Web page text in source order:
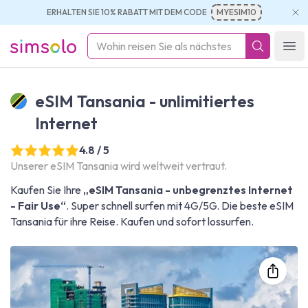
ERHALTEN SIE 10% RABATT MIT DEM CODE MYESIM10
simsolo
eSIM Tansania - unlimitiertes
Internet
4.8 / 5
Unserer eSIM Tansania wird weltweit vertraut.
Kaufen Sie Ihre „eSIM Tansania - unbegrenztes Internet
- Fair Use“. Super schnell surfen mit 4G/5G. Die beste eSIM
Tansania für ihre Reise. Kaufen und sofort lossurfen.